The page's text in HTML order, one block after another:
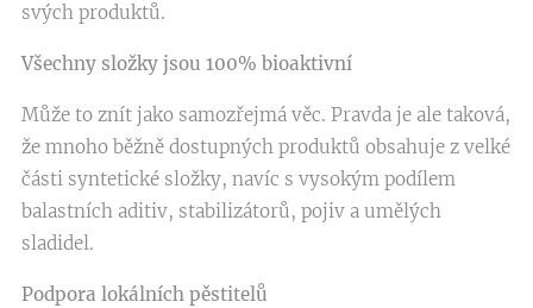
svých produktů.
Všechny složky jsou 100% bioaktivní
Může to znít jako samozřejmá věc. Pravda je ale taková,
že mnoho běžně dostupných produktů obsahuje z velké
části syntetické složky, navíc s vysokým podílem
balastních aditiv, stabilizátorů, pojiv a umělých
sladidel.
Podpora lokálních pěstitelů